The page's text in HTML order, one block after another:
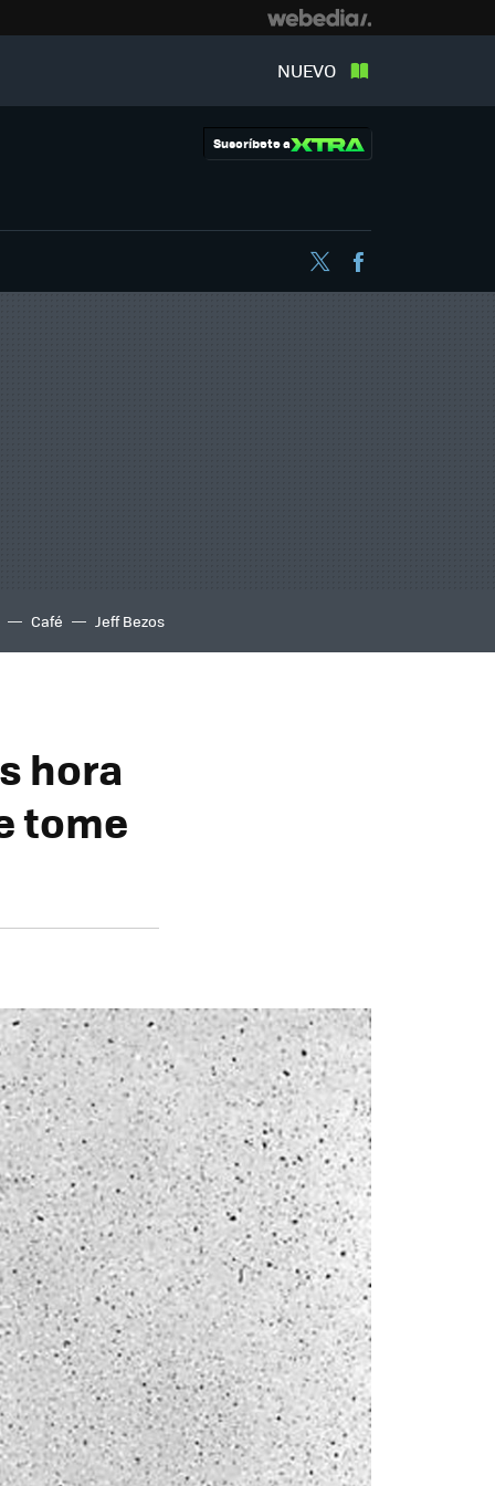
NUEVO
Suscríbete a
Twitter
Café Jeff Bezos
hora
tome